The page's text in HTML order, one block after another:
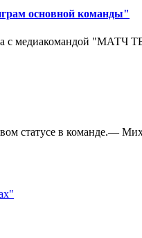
основной команды"
с медиакомандой
статусе в команде.—